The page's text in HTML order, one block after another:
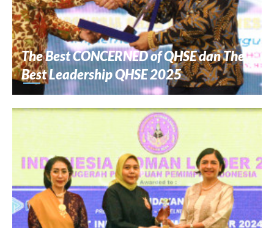
The Best CONCERNED of QHSE dan The
Best Leadership QHSE 2025